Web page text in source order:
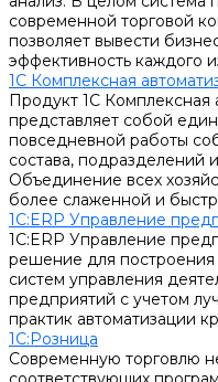
современной торговой
позволяет вывести
эффективность каждого
1С Комплексная
Продукт 1С Комплексная
представляет собой
повседневной работы
состава, подразделений
Объединение всех
более слаженной и
1С:ERP Управление
1С:ERP Управление
решение для
систем управления
предприятий с учетом
практик автоматизации
1С:Розница
Современную торговлю